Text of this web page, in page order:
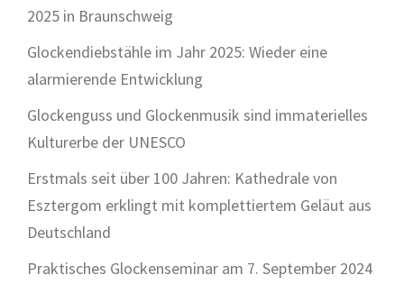
2025 in Braunschweig
Glockendiebstähle im Jahr 2025: Wieder eine
alarmierende Entwicklung
Glockenguss und Glockenmusik sind immaterielles
Kulturerbe der UNESCO
Erstmals seit über 100 Jahren: Kathedrale von
Esztergom erklingt mit komplettiertem Geläut aus
Deutschland
Praktisches Glockenseminar am 7. September 2024